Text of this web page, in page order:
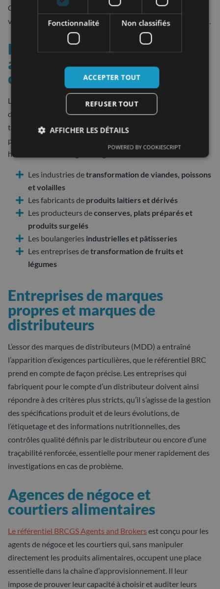
Cette diversité reflète l’approche globale du référentiel qui
vise à sécuriser l’ensemble de la chaîne d’approvisionnement.
Fabricants de produits
alimentaires transformés et
conditionnés
Les fabricants de produits alimentaires constituent le cœur
de cible historique de la certification BRC. Sont concernées
toutes les entreprises qui transforment, conditionnent ou
préparent des aliments destinés à la consommation
humaine. Cette catégorie englobe :
Les industries detransformation de viandes, poissons
et volailles
Les fabricants de produits laitiers et dérivés
Les producteurs deconserves, plats préparés et
produits surgelés
Les boulangeries industrielles et pâtisseries
Les entreprises detransformation de fruits et
légumes
Entreprises de marques
propres et marques de
distributeurs
L’essor des marques de distributeurs (MDD) a entraîné
l’apparition d’exigences particulières, que le référentiel BRC
prend en compte de façon précise. Les entreprises qui
fabriquent pour le compte d’un distributeur doivent ainsi
répondre à des critères plus stricts, qu’il s’agisse de la gestion
des spécifications produit et de leurs évolutions, de
l’étiquetage et des informations nutritionnelles, des
contrôles qualité définis par le distributeur ou encore d’une
traçabilité renforcée, essentielle pour mener rapidement des
investigations en cas de problème.
Agences de négoce et
courtiers alimentaires
Le référentiel BRCGS Agents and Brokers est conçu pour les
agents de négoce et les courtiers qui, sans manipuler
directement les produits alimentaires, occupent une place
essentielle dans la chaîne d’approvisionnement. Il leur
impose de prouver leur capacité à choisir et auditer leurs
Fonctionnalité Non classifiés
ACCEPTER TOUT
REFUSER TOUT
AFFICHER LES DÉTAILS
POWERED BY COOKIESCRIPT